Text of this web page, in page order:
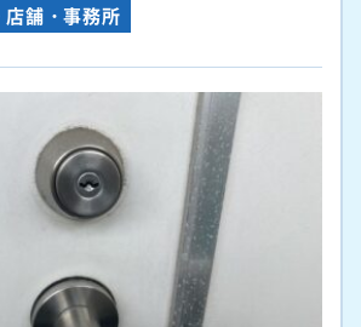
店舗・事務所